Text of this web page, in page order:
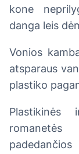
kone
danga leis
Vonios
atsparaus
plastiko
Plastikinės